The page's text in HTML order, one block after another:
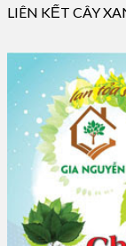
LIÊN KẾT CÂY